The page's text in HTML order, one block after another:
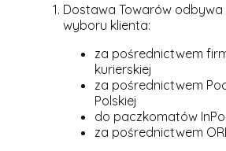
Dostawa Towarów odbywa
wyboru klienta:
za pośrednictwem
kurierskiej
za pośrednictwem
Polskiej
do paczkomatów
za pośrednictwem